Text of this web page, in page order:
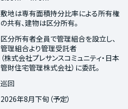
敷地は専有面積持分比率による所有権
の共有、建物は区分所有。
区分所有者全員で管理組合を設立し、
管理組合より管理受託者
（株式会社プレサンスコミュニティ・日本
管財住宅管理株式会社）に委託。
巡回
2026年8月下旬（予定）